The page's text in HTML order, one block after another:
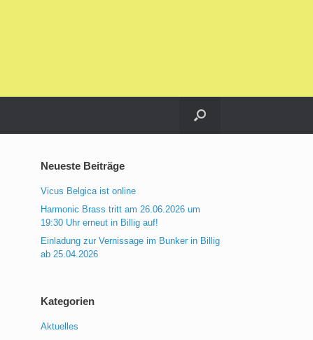
Neueste Beiträge
Vicus Belgica ist online
Harmonic Brass tritt am 26.06.2026 um
19:30 Uhr erneut in Billig auf!
Einladung zur Vernissage im Bunker in Billig
ab 25.04.2026
Kategorien
Aktuelles